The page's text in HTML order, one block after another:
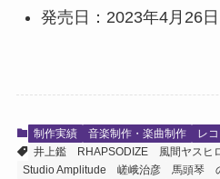
発売日：2023年4月26日
制作実績 音楽制作・楽曲制作 レ
井上鑑
RHAPSODIZE 風間ヤスヒ
Studio Amplitude
嵯峨治彦 馬頭琴